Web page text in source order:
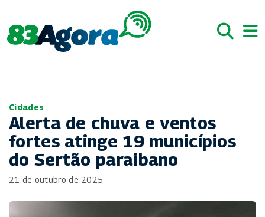
Cidades
Alerta de chuva e ventos
fortes atinge 19 municípios
do Sertão paraibano
21 de outubro de 2025